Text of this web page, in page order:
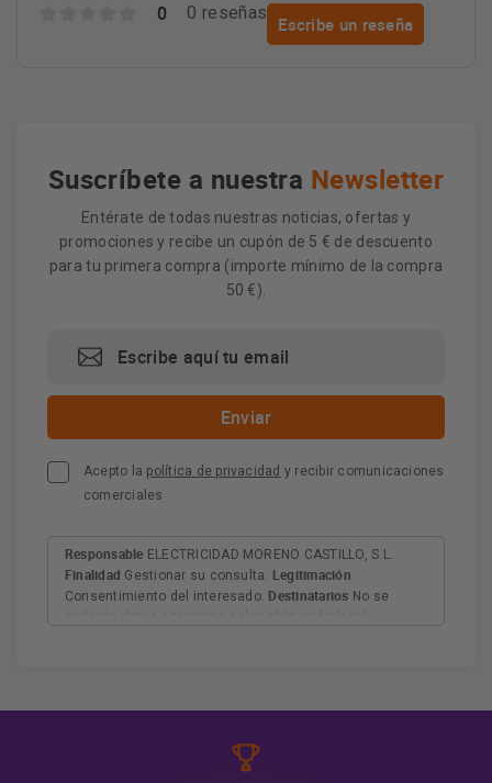
0 0 reseñas
Escribe un reseña
Suscríbete a nuestra Newsletter
Entérate de todas nuestras noticias, ofertas y
promociones y recibe un cupón de 5 € de descuento
para tu primera compra (importe mínimo de la compra
50 €).
Acepto la política de privacidad y recibir comunicaciones
comerciales
Responsable ELECTRICIDAD MORENO CASTILLO, S.L.
Finalidad Gestionar su consulta. Legitimación
Consentimiento del interesado. Destinatarios No se